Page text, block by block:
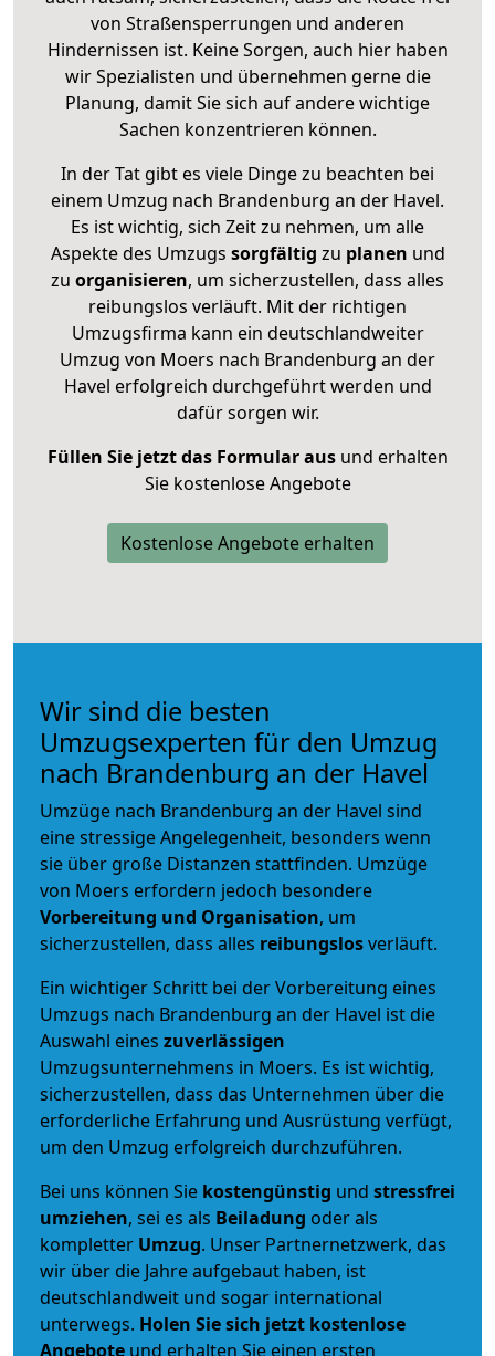
von Straßensperrungen und anderen
Hindernissen ist. Keine Sorgen, auch hier haben
wir Spezialisten und übernehmen gerne die
Planung, damit Sie sich auf andere wichtige
Sachen konzentrieren können.
In der Tat gibt es viele Dinge zu beachten bei
einem Umzug nach Brandenburg an der Havel.
Es ist wichtig, sich Zeit zu nehmen, um alle
Aspekte des Umzugs sorgfältig zu planen und
zu organisieren, um sicherzustellen, dass alles
reibungslos verläuft. Mit der richtigen
Umzugsfirma kann ein deutschlandweiter
Umzug von Moers nach Brandenburg an der
Havel erfolgreich durchgeführt werden und
dafür sorgen wir.
Füllen Sie jetzt das Formular ausund erhalten
Sie kostenlose Angebote
Kostenlose Angebote erhalten
Wir sind die besten
Umzugsexperten für den Umzug
nach Brandenburg an der Havel
Umzüge nach Brandenburg an der Havel sind
eine stressige Angelegenheit, besonders wenn
sie über große Distanzen stattfinden. Umzüge
von Moers erfordern jedoch besondere
Vorbereitung und Organisation, um
sicherzustellen, dass alles reibungslosverläuft.
Ein wichtiger Schritt bei der Vorbereitung eines
Umzugs nach Brandenburg an der Havel ist die
Auswahl eines zuverlässigen
Umzugsunternehmens in Moers. Es ist wichtig,
sicherzustellen, dass das Unternehmen über die
erforderliche Erfahrung und Ausrüstung verfügt,
um den Umzug erfolgreich durchzuführen.
Bei uns können Sie kostengünstig und stressfrei
umziehen, sei es als Beiladung oder als
kompletter Umzug. Unser Partnernetzwerk, das
wir über die Jahre aufgebaut haben, ist
deutschlandweit und sogar international
unterwegs. Holen Sie sich jetzt kostenlose
Angebote und erhalten Sie einen ersten